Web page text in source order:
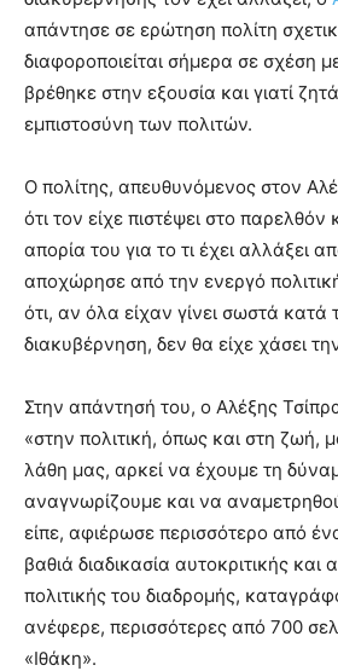
απάντησε σε ερώτηση πολίτη
διαφοροποιείται σήμερα σε σχέση
βρέθηκε στην εξουσία και γιατί
εμπιστοσύνη των πολιτών.
Ο πολίτης, απευθυνόμενος στον
ότι τον είχε πιστέψει στο
απορία του για το τι έχει αλλάξει
αποχώρησε από την ενεργό
ότι, αν όλα είχαν γίνει σωστά κατά
διακυβέρνηση, δεν θα είχε χάσει
Στην απάντησή του, ο Αλέξης
«στην πολιτική, όπως και στη ζωή,
λάθη μας, αρκεί να έχουμε τη
αναγνωρίζουμε και να
είπε, αφιέρωσε περισσότερο από
βαθιά διαδικασία αυτοκριτικής και
πολιτικής του διαδρομής,
ανέφερε, περισσότερες από 700
«Ιθάκη».